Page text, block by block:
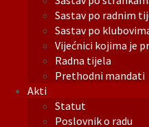
Sastav po radnim
Sastav po
Vijećnici kojima je
Radna tijela
Prethodni mandati
Akti
Statut
Poslovnik o radu